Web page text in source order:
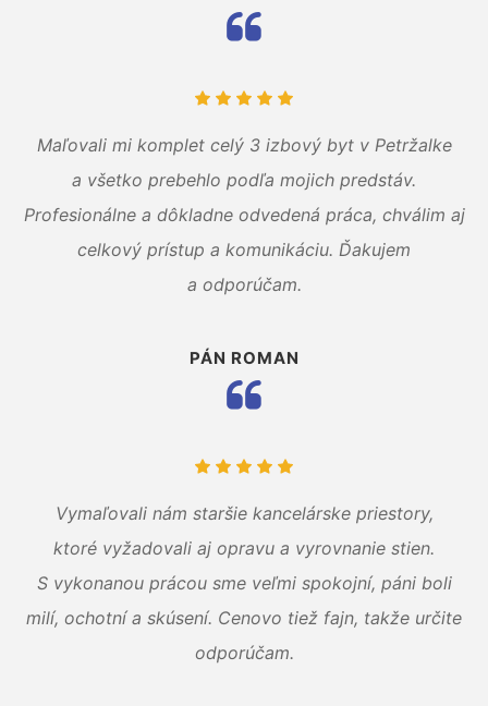
Maľovali mi komplet celý 3 izbový byt v Petržalke
a všetko prebehlo podľa mojich predstáv.
Profesionálne a dôkladne odvedená práca, chválim aj
celkový prístup a komunikáciu. Ďakujem
a odporúčam.
PÁN ROMAN
Vymaľovali nám staršie kancelárske priestory,
ktoré vyžadovali aj opravu a vyrovnanie stien.
S vykonanou prácou sme veľmi spokojní, páni boli
milí, ochotní a skúsení. Cenovo tiež fajn, takže určite
odporúčam.